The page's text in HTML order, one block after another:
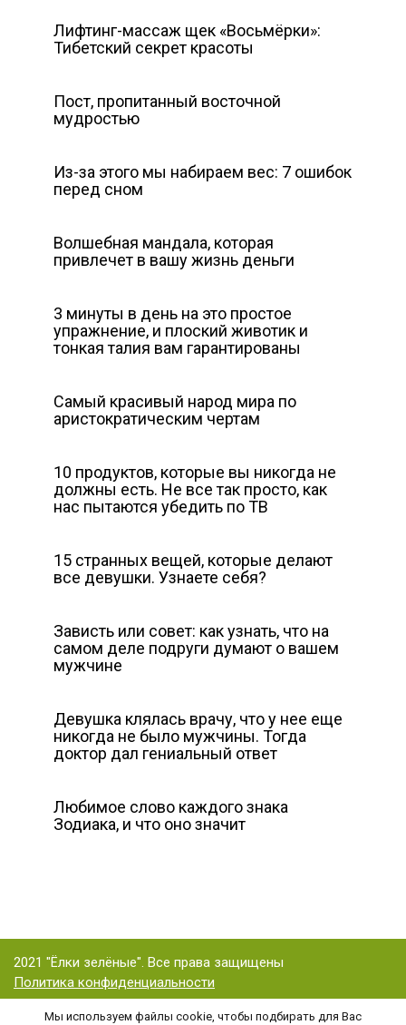
Лифтинг-массаж щек «Восьмёрки»:
Тибетский секрет красоты
Пост, пропитанный восточной
мудростью
Из-за этого мы набираем вес: 7 ошибок
перед сном
Волшебная мандала, которая
привлечет в вашу жизнь деньги
3 минуты в день на это простое
упражнение, и плоский животик и
тонкая талия вам гарантированы
Самый красивый народ мира по
аристократическим чертам
10 продуктов, которые вы никогда не
должны есть. Не все так просто, как
нас пытаются убедить по ТВ
15 странных вещей, которые делают
все девушки. Узнаете себя?
Зависть или совет: как узнать, что на
самом деле подруги думают о вашем
мужчине
Девушка клялась врачу, что у нее еще
никогда не было мужчины. Тогда
доктор дал гениальный ответ
Любимое слово каждого знака
Зодиака, и что оно значит
2021 "Ёлки зелёные". Все права защищены
Политика конфиденциальности
Мы используем файлы cookie, чтобы подбирать для Вас